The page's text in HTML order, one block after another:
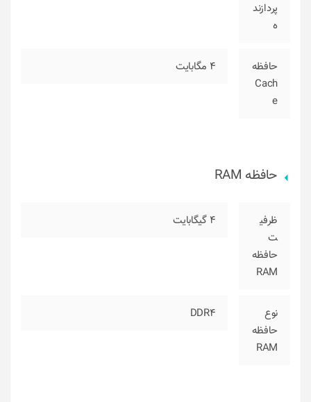
پردازند
ه
حافظه
Cach
e
4 مگابایت
حافظه RAM
ظرفی
ت
حافظه
RAM
4 گیگابایت
نوع
حافظه
RAM
DDR4